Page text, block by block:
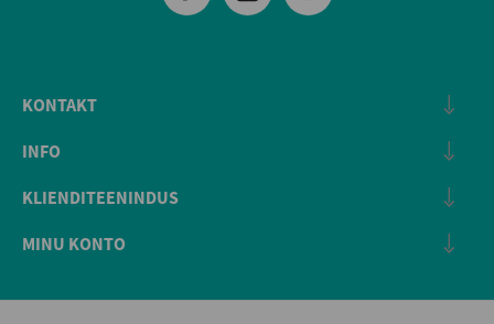
KONTAKT
INFO
KLIENDITEENINDUS
MINU KONTO